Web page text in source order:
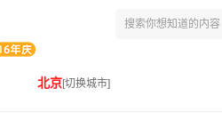
北京[切换城市]